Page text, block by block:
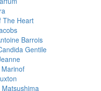
The Heart
Barrois
Gentile